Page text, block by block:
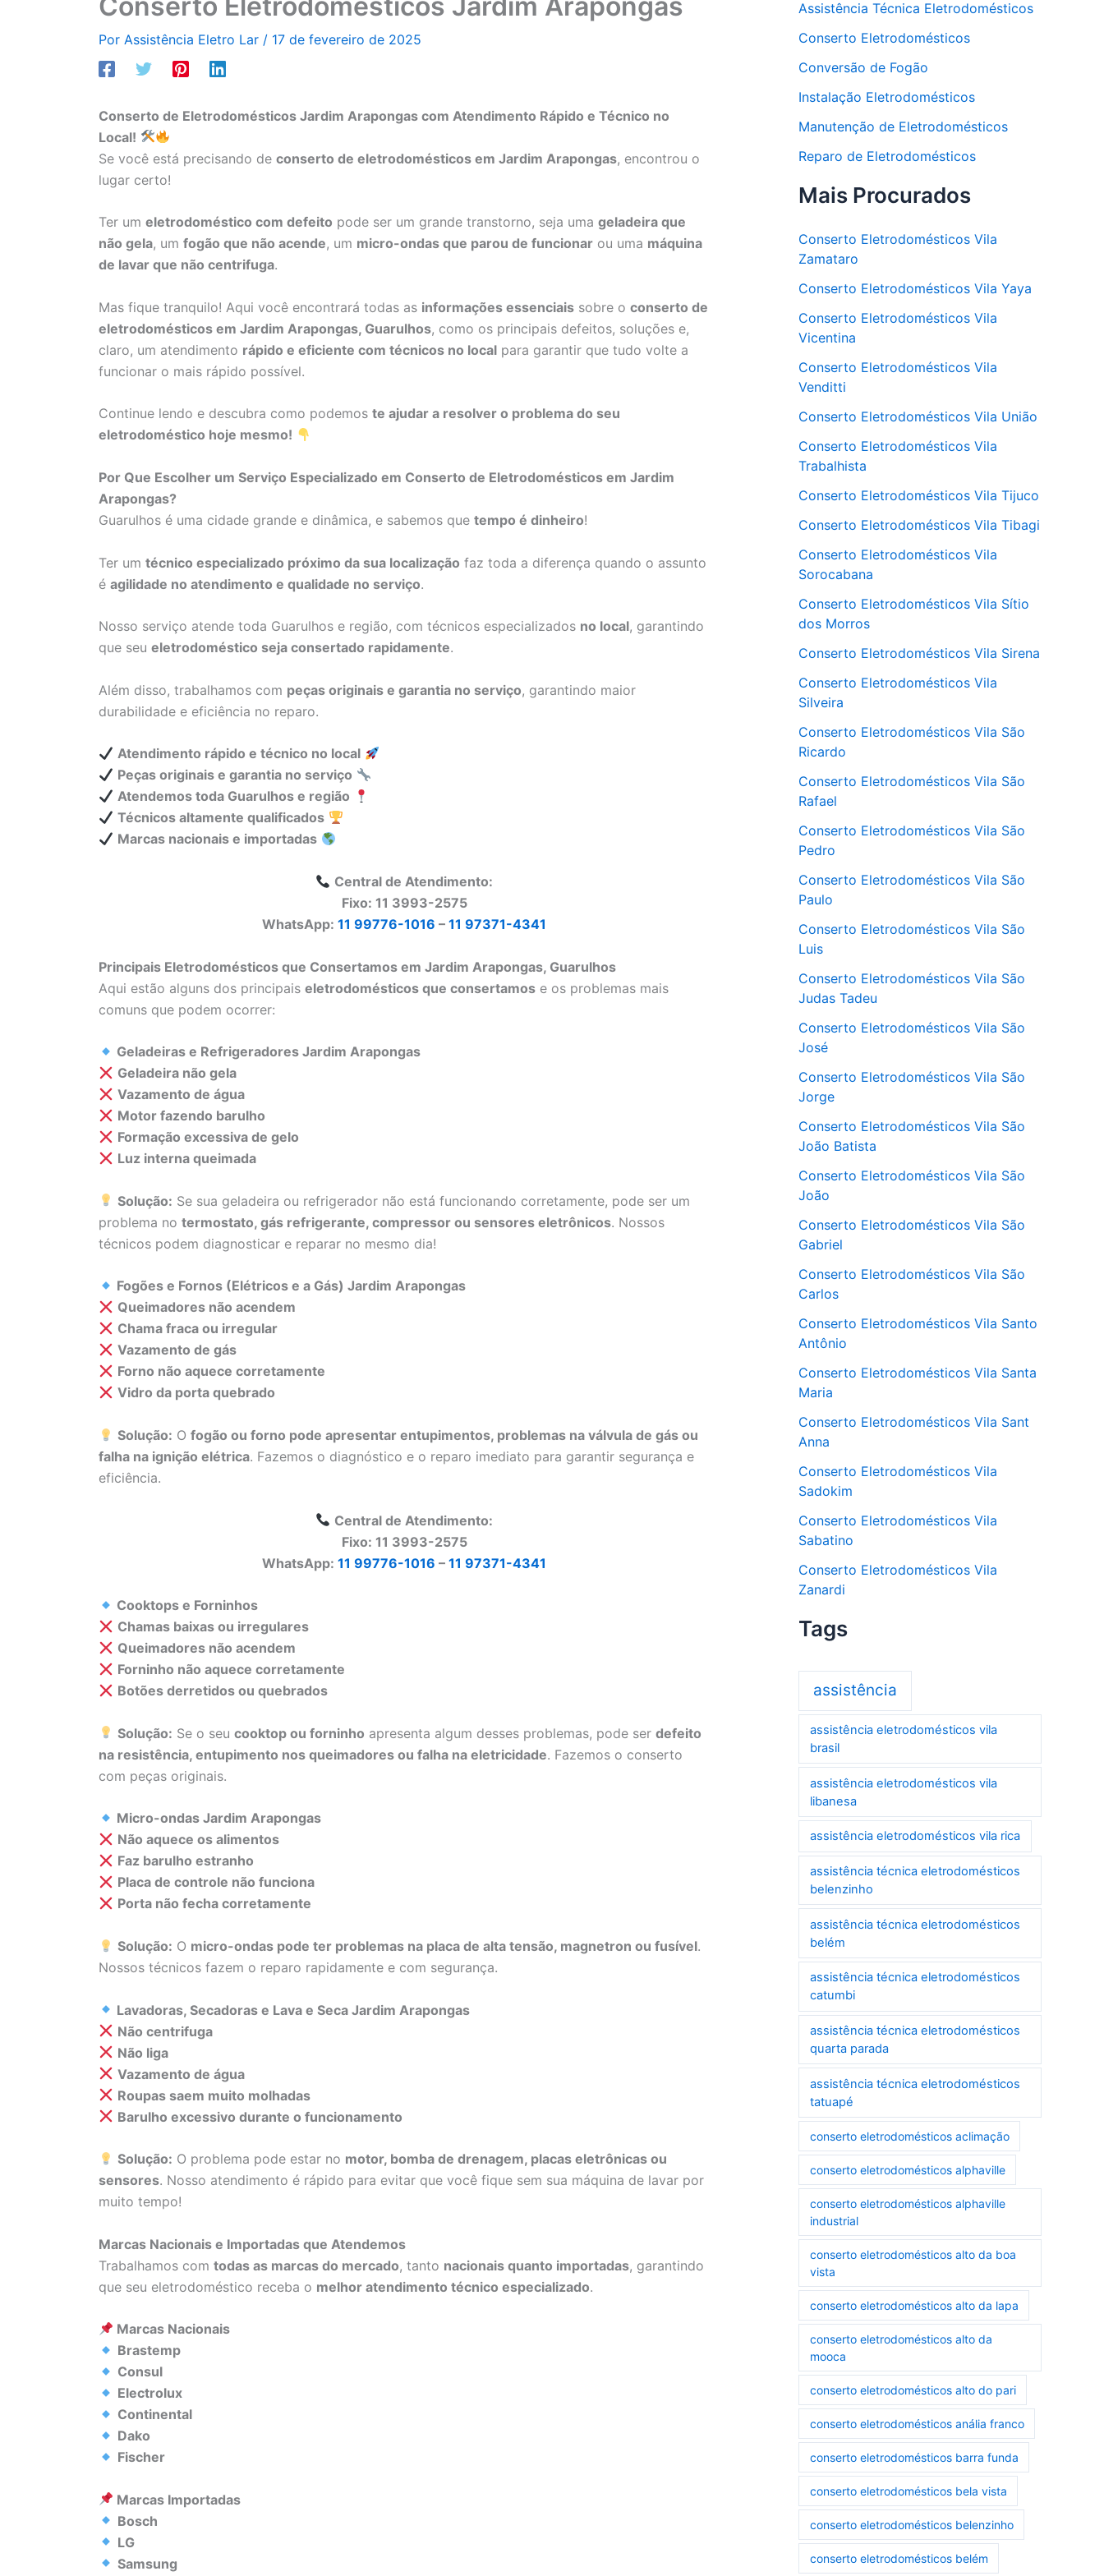
Por Assistência Eletro Lar / 17 de fevereiro de 2025
Conserto de Eletrodomésticos Jardim Arapongas com Atendimento Rápido e Técnico no
Local!
Se você está precisando de conserto de eletrodomésticos em Jardim Arapongas, encontrou o
lugar certo!
Ter um eletrodoméstico com defeito pode ser um grande transtorno, seja uma geladeira que
não gela, um fogão que não acende, um micro-ondas que parou de funcionar ou uma máquina
de lavar que não centrifuga.
Mas fique tranquilo! Aqui você encontrará todas as informações essenciais sobre o conserto de
eletrodomésticos em Jardim Arapongas, Guarulhos, como os principais defeitos, soluções e,
claro, um atendimento rápido e eficiente com técnicos no local para garantir que tudo volte a
funcionar o mais rápido possível.
Continue lendo e descubra como podemos te ajudar a resolver o problema do seu
eletrodoméstico hoje mesmo!
Por Que Escolher um Serviço Especializado em Conserto de Eletrodomésticos em Jardim
Arapongas?
Guarulhos é uma cidade grande e dinâmica, e sabemos que tempo é dinheiro!
Ter um técnico especializado próximo da sua localização faz toda a diferença quando o assunto
é agilidade no atendimento e qualidade no serviço.
Nosso serviço atende toda Guarulhos e região, com técnicos especializados no local, garantindo
que seu eletrodoméstico seja consertado rapidamente.
Além disso, trabalhamos com peças originais e garantia no serviço, garantindo maior
durabilidade e eficiência no reparo.
Atendimento rápido e técnico no local
Peças originais e garantia no serviço
Atendemos toda Guarulhos e região
Técnicos altamente qualificados
Marcas nacionais e importadas
Central de Atendimento:
Fixo: 11 3993-2575
WhatsApp: 11 99776-1016 – 11 97371-4341
Principais Eletrodomésticos que Consertamos em Jardim Arapongas, Guarulhos
Aqui estão alguns dos principais eletrodomésticos que consertamos e os problemas mais
comuns que podem ocorrer:
Geladeiras e Refrigeradores Jardim Arapongas
Geladeira não gela
Vazamento de água
Motor fazendo barulho
Formação excessiva de gelo
Luz interna queimada
Solução: Se sua geladeira ou refrigerador não está funcionando corretamente, pode ser um
problema no termostato, gás refrigerante, compressor ou sensores eletrônicos. Nossos
técnicos podem diagnosticar e reparar no mesmo dia!
Fogões e Fornos (Elétricos e a Gás) Jardim Arapongas
Queimadores não acendem
Chama fraca ou irregular
Vazamento de gás
Forno não aquece corretamente
Vidro da porta quebrado
Solução: Ofogão ou forno pode apresentar entupimentos, problemas na válvula de gás ou
falha na ignição elétrica. Fazemos o diagnóstico e o reparo imediato para garantir segurança e
eficiência.
Central de Atendimento:
Fixo: 11 3993-2575
WhatsApp: 11 99776-1016 – 11 97371-4341
Cooktops e Forninhos
Chamas baixas ou irregulares
Queimadores não acendem
Forninho não aquece corretamente
Botões derretidos ou quebrados
Solução: Se o seucooktop ou forninho apresenta algum desses problemas, pode serdefeito
na resistência, entupimento nos queimadores ou falha na eletricidade. Fazemos o conserto
com peças originais.
Micro-ondas Jardim Arapongas
Não aquece os alimentos
Faz barulho estranho
Placa de controle não funciona
Porta não fecha corretamente
Solução: O micro-ondas pode ter problemas na placa de alta tensão, magnetron ou fusível.
Nossos técnicos fazem o reparo rapidamente e com segurança.
Lavadoras, Secadoras e Lava e Seca Jardim Arapongas
Não centrifuga
Não liga
Vazamento de água
Roupas saem muito molhadas
Barulho excessivo durante o funcionamento
Solução: O problema pode estar no motor, bomba de drenagem, placas eletrônicas ou
sensores. Nosso atendimento é rápido para evitar que você fique sem sua máquina de lavar por
muito tempo!
Marcas Nacionais e Importadas que Atendemos
Trabalhamos com todas as marcas do mercado, tanto nacionais quanto importadas, garantindo
que seu eletrodoméstico receba o melhor atendimento técnico especializado.
Marcas Nacionais
Brastemp
Consul
Electrolux
Continental
Dako
Fischer
Marcas Importadas
Bosch
LG
Samsung
Assistência Técnica Eletrodomésticos
Conserto Eletrodomésticos
Conversão de Fogão
Instalação Eletrodomésticos
Manutenção de Eletrodomésticos
Reparo de Eletrodomésticos
Mais Procurados
Conserto Eletrodomésticos Vila
Zamataro
Conserto Eletrodomésticos Vila Yaya
Conserto Eletrodomésticos Vila
Vicentina
Conserto Eletrodomésticos Vila
Venditti
Conserto Eletrodomésticos Vila União
Conserto Eletrodomésticos Vila
Trabalhista
Conserto Eletrodomésticos Vila Tijuco
Conserto Eletrodomésticos Vila Tibagi
Conserto Eletrodomésticos Vila
Sorocabana
Conserto Eletrodomésticos Vila Sítio
dos Morros
Conserto Eletrodomésticos Vila Sirena
Conserto Eletrodomésticos Vila
Silveira
Conserto Eletrodomésticos Vila São
Ricardo
Conserto Eletrodomésticos Vila São
Rafael
Conserto Eletrodomésticos Vila São
Pedro
Conserto Eletrodomésticos Vila São
Paulo
Conserto Eletrodomésticos Vila São
Luis
Conserto Eletrodomésticos Vila São
Judas Tadeu
Conserto Eletrodomésticos Vila São
José
Conserto Eletrodomésticos Vila São
Jorge
Conserto Eletrodomésticos Vila São
João Batista
Conserto Eletrodomésticos Vila São
João
Conserto Eletrodomésticos Vila São
Gabriel
Conserto Eletrodomésticos Vila São
Carlos
Conserto Eletrodomésticos Vila Santo
Antônio
Conserto Eletrodomésticos Vila Santa
Maria
Conserto Eletrodomésticos Vila Sant
Anna
Conserto Eletrodomésticos Vila
Sadokim
Conserto Eletrodomésticos Vila
Sabatino
Conserto Eletrodomésticos Vila
Zanardi
Tags
assistência
assistência eletrodomésticos vila
brasil
assistência eletrodomésticos vila
libanesa
assistência eletrodomésticos vila rica
assistência técnica eletrodomésticos
belenzinho
assistência técnica eletrodomésticos
belém
assistência técnica eletrodomésticos
catumbi
assistência técnica eletrodomésticos
quarta parada
assistência técnica eletrodomésticos
tatuapé
conserto eletrodomésticos aclimação
conserto eletrodomésticos alphaville
conserto eletrodomésticos alphaville
industrial
conserto eletrodomésticos alto da boa
vista
conserto eletrodomésticos alto da lapa
conserto eletrodomésticos alto da
mooca
conserto eletrodomésticos alto do pari
conserto eletrodomésticos anália franco
conserto eletrodomésticos barra funda
conserto eletrodomésticos bela vista
conserto eletrodomésticos belenzinho
conserto eletrodomésticos belém